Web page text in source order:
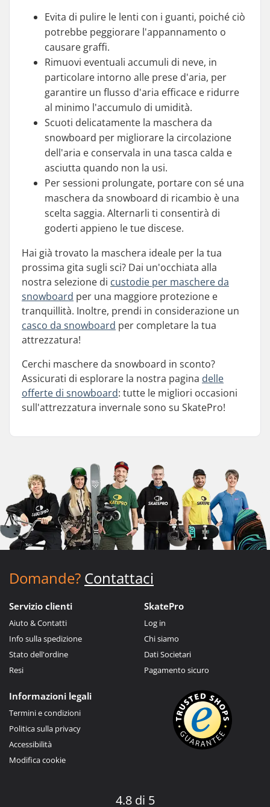
Evita di pulire le lenti con i guanti, poiché ciò
potrebbe peggiorare l'appannamento o
causare graffi.
Rimuovi eventuali accumuli di neve, in
particolare intorno alle prese d'aria, per
garantire un flusso d'aria efficace e ridurre
al minimo l'accumulo di umidità.
Scuoti delicatamente la maschera da
snowboard per migliorare la circolazione
dell'aria e conservala in una tasca calda e
asciutta quando non la usi.
Per sessioni prolungate, portare con sé una
maschera da snowboard di ricambio è una
scelta saggia. Alternarli ti consentirà di
goderti appieno le tue discese.
Hai già trovato la maschera ideale per la tua
prossima gita sugli sci? Dai un'occhiata alla
nostra selezione di custodie per maschere da
snowboard per una maggiore protezione e
tranquillità. Inoltre, prendi in considerazione un
casco da snowboard per completare la tua
attrezzatura!
Cerchi maschere da snowboard in sconto?
Assicurati di esplorare la nostra pagina delle
offerte di snowboard: tutte le migliori occasioni
sull'attrezzatura invernale sono su SkatePro!
Domande? Contattaci
Servizio clienti
Aiuto & Contatti
Info sulla spedizione
Stato dell'ordine
Resi
SkatePro
Log in
Chi siamo
Dati Societari
Pagamento sicuro
Informazioni legali
Termini e condizioni
Politica sulla privacy
Accessibilità
Modifica cookie
4.8 di 5